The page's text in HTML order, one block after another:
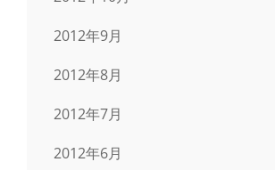
2012年9月
2012年8月
2012年7月
2012年6月